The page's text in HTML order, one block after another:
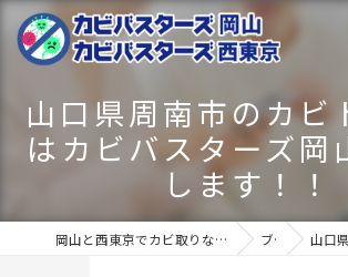
山口県周南市のカビ
はカビバスターズ岡
します！！
岡山と西東京でカビ取りならカビバスターズ岡山･カビバスターズ西東京 ブログ 山口県周南市の